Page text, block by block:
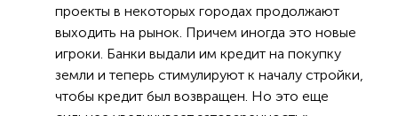
проекты в некоторых городах продолжают
выходить на рынок. Причем иногда это новые
игроки. Банки выдали им кредит на покупку
земли и теперь стимулируют к началу стройки,
чтобы кредит был возвращен. Но это еще